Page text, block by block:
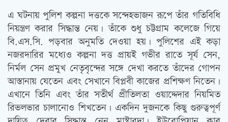
এ ঘটনায় পুলিশ কল্পনা দত্তকে সন্দেহভাজন রূপে তাঁর গতিবিধি
নিয়ন্ত্রণ করার সিদ্ধান্ত নেয়। তাঁকে শুধু চট্টগ্রাম কলেজে গিয়ে
বি.এস.সি. পড়বার অনুমতি দেওয়া হয়। পুলিশের এই কড়া
নজরদারির মধ্যেও কল্পনা দত্ত প্রায়ই গভীর রাতে সূর্য সেন,
নির্মল সেন প্রমুখ নেতৃবৃন্দের সঙ্গে দেখা করতে তাঁদের গোপন
আস্তানায় যেতেন এবং সেখানে বিপ্লবী কাজের প্রশিক্ষণ নিতেন।
এখানে তিনি এবং তাঁর সতীর্থ প্রীতিলতা ওয়াদ্দেদার নিয়মিত
রিভলভার চালানোও শিখতেন। একদিন দুজনকে কিছু গুরুত্বপূর্ণ